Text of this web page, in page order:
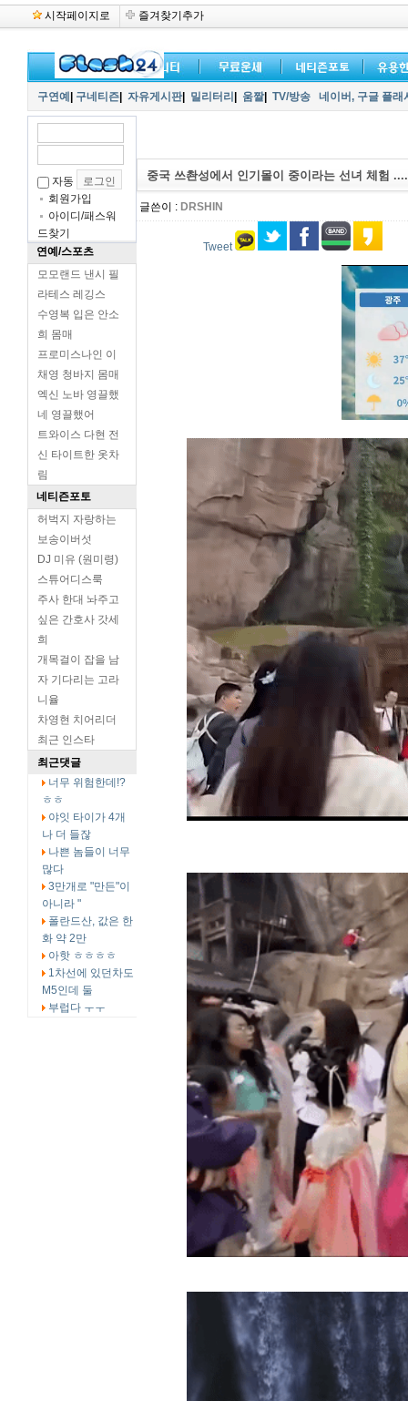
시작페이지로 즐겨찾기추가
구연예 구네티즌 자유게시판| 밀리터리 움짤| TV/방송 네이버, 구글 플
자동
회원가입
아이디/패스워
드찾기
연예/스포츠
모모랜드 낸시 필
라테스 레깅스
수영복 입은 안소
희 몸매
프로미스나인 이
채영 청바지 몸매
엑신 노바 영끌했
네 영끌했어
트와이스 다현 전
신 타이트한 옷차
림
네티즌포토
허벅지 자랑하는
보송이버섯
DJ 미유 (원미령)
스튜어디스룩
주사 한대 놔주고
싶은 간호사 갓세
희
개목걸이 잡을 남
자 기다리는 고라
니율
차영현 치어리더
최근 인스타
최근댓글
너무 위험한데!?
ㅎㅎ
야잇 타이가 4개
나 더 들잖
나쁜 놈들이 너무
많다
3만개로 "만든"이
아니라 "
폴란드산, 값은 한
화 약 2만
아핫 ㅎㅎㅎㅎ
1차선에 있던차도
M5인데 둘
부럽다 ㅜㅜ
중국 쓰촨성에서 인기몰이 중이라는 선녀 체험
글쓴이 : DRSHIN
Tweet